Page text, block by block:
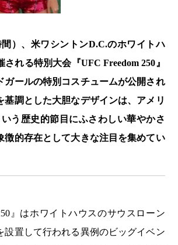
）、米ワシントンD.C.のホワイトハ
れる特別大会『UFC Freedom 250』
ガールの特別コスチュームが公開され
基調とした大胆なデザインは、アメリ
う歴史的節目にふさわしい華やかさ
徴的存在として大きな注目を集めてい
250』はホワイトハウスのサウスローン
設置して行われる異例のビッグイベン